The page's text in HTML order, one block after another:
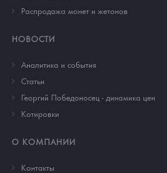
Распродажа монет и жетонов
НОВОСТИ
Аналитика и события
Cтатьи
Георгий Победоносец - динамика цен
Котировки
О КОМПАНИИ
Контакты